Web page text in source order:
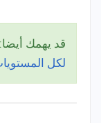
قد يهمك أيضا:
لكل